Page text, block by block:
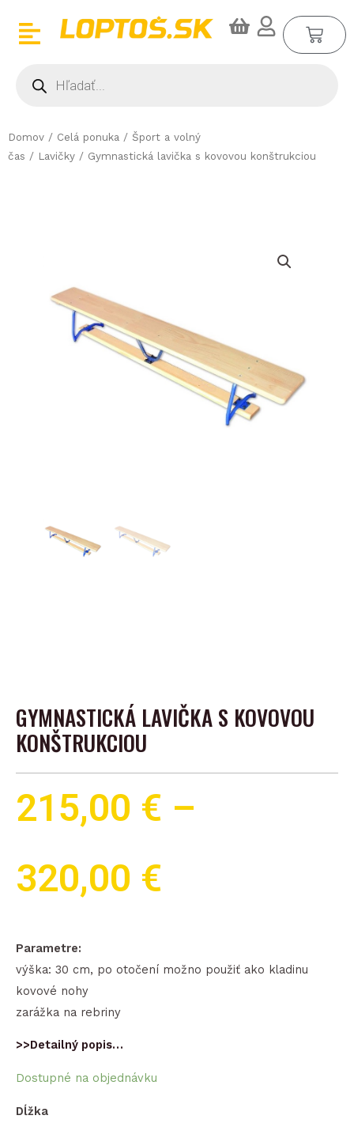
Domov / Celá ponuka / Šport a volný
čas / Lavičky / Gymnastická lavička s kovovou konštrukciou
GYMNASTICKÁ LAVIČKA S KOVOVOU
KONŠTRUKCIOU
215,00 € –
320,00 €
Parametre:
výška: 30 cm, po otočení možno použiť ako kladinu
kovové nohy
zarážka na rebriny
>>Detailný popis…
Dostupné na objednávku
Dĺžka
množstvo